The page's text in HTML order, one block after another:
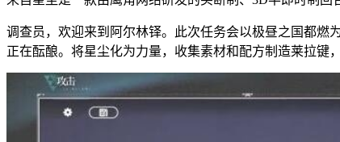
调查员，欢迎来到阿尔林铎。此次任务会以极昼之国都燃
正在酝酿。将星尘化为力量，收集素材和配方制造莱拉键，